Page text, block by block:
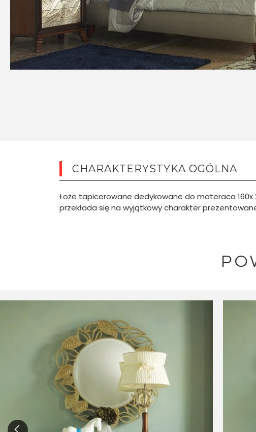
CHARAKTERYSTYKA OGÓLNA
Łoże tapicerowane dedykowane do materaca 160x
przekłada się na wyjątkowy charakter